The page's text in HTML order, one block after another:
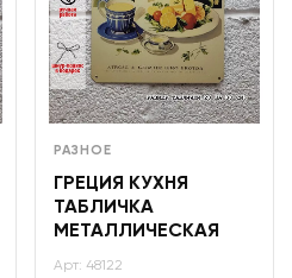
РАЗНОЕ
ГРЕЦИЯ КУХНЯ
ТАБЛИЧКА
МЕТАЛЛИЧЕСКАЯ
Арт: 48122